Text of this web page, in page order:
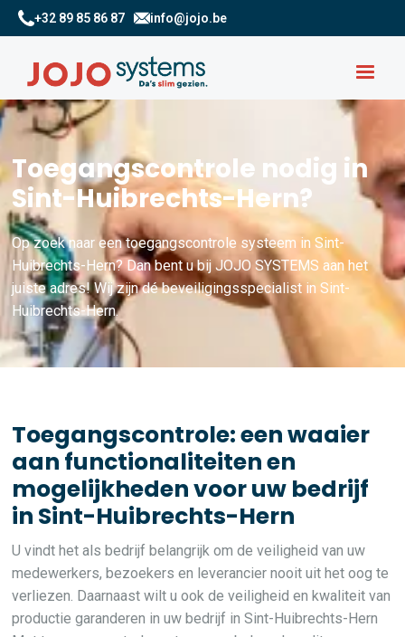
+32 89 85 86 87 info@jojo.be
Toegangscontrole nodig in
Sint-Huibrechts-Hern?
Op zoek naar een toegangscontrole systeem in Sint-
Huibrechts-Hern? Dan bent u bij JOJO SYSTEMS aan het
juiste adres! Wij zijn dé beveiligingsspecialist in Sint-
Huibrechts-Hern.
Toegangscontrole: een waaier
aan functionaliteiten en
mogelijkheden voor uw bedrijf
in Sint-Huibrechts-Hern
U vindt het als bedrijf belangrijk om de veiligheid van uw
medewerkers, bezoekers en leverancier nooit uit het oog te
verliezen. Daarnaast wilt u ook de veiligheid en kwaliteit van
productie garanderen in uw bedrijf in Sint-Huibrechts-Hern